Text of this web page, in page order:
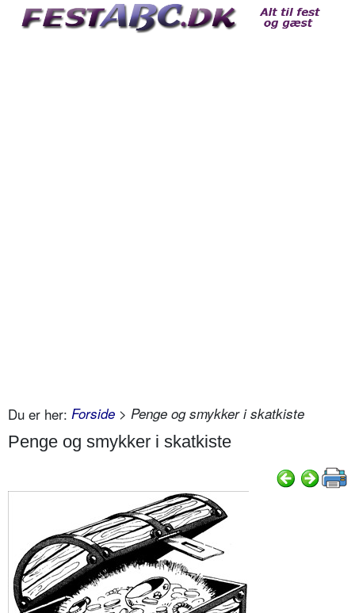
Du er her: Forside > Penge og smykker i skatkiste
Penge og smykker i skatkiste